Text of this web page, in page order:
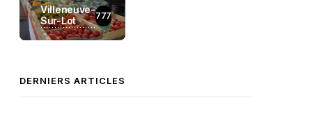
Villeneuve-
Sur-Lot
777
DERNIERS ARTICLES